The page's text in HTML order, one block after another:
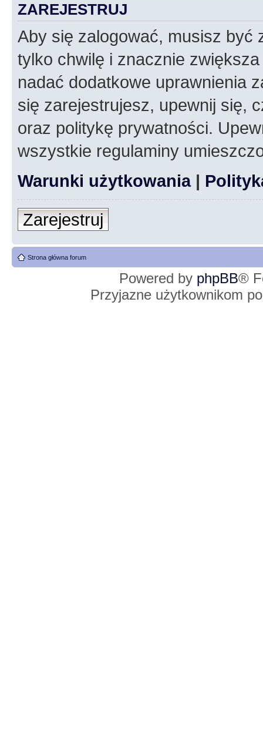
ZAREJESTRUJ
Aby się zalogować, musisz być
tylko chwilę i znacznie
nadać dodatkowe uprawnienia
się zarejestrujesz, upewnij się,
oraz politykę prywatności.
wszystkie regulaminy
Warunki użytkowania|
Zarejestruj
Strona główna forum
Powered by phpBB®
Przyjazne użytkownikom